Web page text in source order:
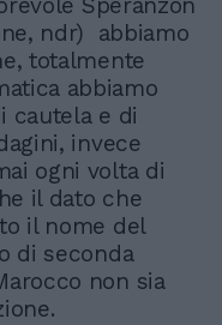
Speranzon
ndr) abbiamo
totalmente
abbiamo
cautela e di
invece
ogni volta di
il dato che
il nome del
di seconda
non sia